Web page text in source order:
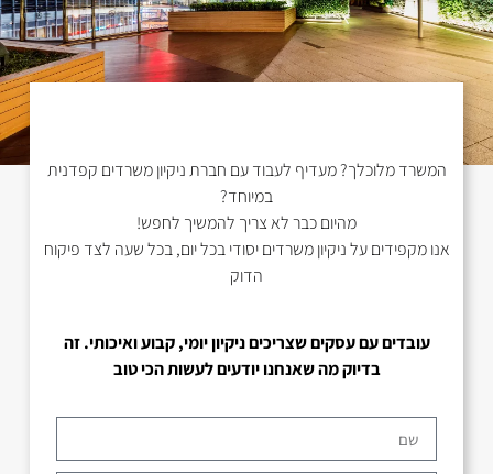
המשרד מלוכלך? מעדיף לעבוד עם חברת ניקיון משרדים קפדנית
במיוחד?
מהיום כבר לא צריך להמשיך לחפש!
אנו מקפידים על ניקיון משרדים יסודי בכל יום, בכל שעה לצד פיקוח
הדוק
עובדים עם עסקים שצריכים ניקיון יומי, קבוע ואיכותי. זה
בדיוק מה שאנחנו יודעים לעשות הכי טוב